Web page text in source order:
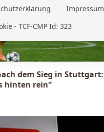
dem Sieg in Stuttgart:
hinten rein“
Impressum
- TCF-CMP Id: 323